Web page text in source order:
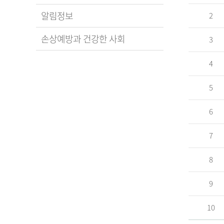
알림정보
손상예방과 건강한 사회
2
3
4
5
6
7
8
9
10